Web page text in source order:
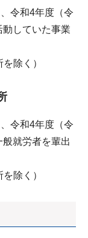
令和4年度（令
していた事業
除く）
令和4年度（令
就労者を輩出
除く）